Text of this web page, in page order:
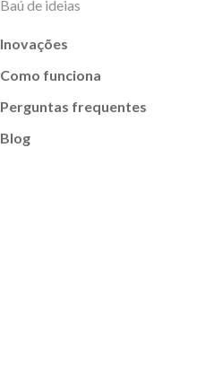
Baú de ideias
Inovações
Como funciona
Perguntas frequentes
Blog